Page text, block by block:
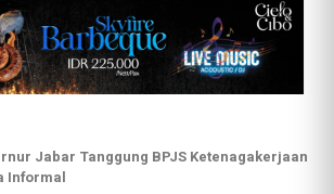
Jabar Tanggung BPJS Ketenagakerjaan
Informal